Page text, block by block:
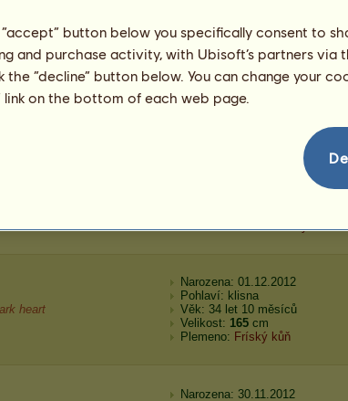
Narozena: 02.12.2012
Pohlaví: klisna
Věk: 8 let 10 měsíců
Velikost:159
Plemeno:Achaltekinský kůň
heart
Narozena: 01.12.2012
Pohlaví: klisna
Věk: 34 let 10 měsíců
Velikost: 165 cm
Plemeno: Fríský kůň
Narozena: 30.11.2012
button below you specifically consent to
and purchase activity, with Ubisoft’s partners via
“decline” button below. You can change your
link on the bottom of each web page.